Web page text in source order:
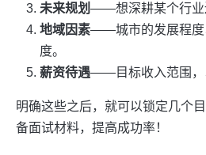
未来规划——想深耕某个行业
地域因素——城市的发展程度
度。
薪资待遇——目标收入范围，
明确这些之后，就可以锁定几个
备面试材料，提高成功率！